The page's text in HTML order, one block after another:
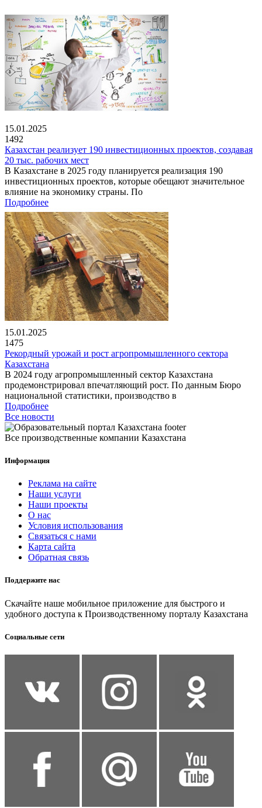
15.01.2025
1492
Казахстан реализует 190 инвестиционных проектов, создавая
20 тыс. рабочих мест
В Казахстане в 2025 году планируется реализация 190
инвестиционных проектов, которые обещают значительное
влияние на экономику страны. По
Подробнее
15.01.2025
1475
Рекордный урожай и рост агропромышленного сектора
Казахстана
В 2024 году агропромышленный сектор Казахстана
продемонстрировал впечатляющий рост. По данным Бюро
национальной статистики, производство в
Подробнее
Все новости
Все производственные компании Казахстана
Информация
Реклама на сайте
Наши услуги
Наши проекты
О нас
Условия использования
Связаться с нами
Карта сайта
Обратная связь
Поддержите нас
Скачайте наше мобильное приложение для быстрого и
удобного доступа к Производственному порталу Казахстана
Социальные сети